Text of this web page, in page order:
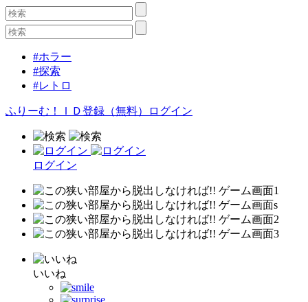
#ホラー
#探索
#レトロ
ふりーむ！ＩＤ登録（無料） ログイン
ログイン
いいね